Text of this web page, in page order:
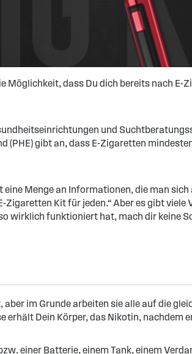
Möglichkeit, dass Du dich bereits nach
und
(PHE) gibt an, dass E-Zigaretten
Menge an Informationen, die man
Kit für jeden.“ Aber es gibt
wirklich funktioniert hat, mach dir keine
im Grunde arbeiten sie alle auf die
erhält Dein Körper, das Nikotin, nachdem
einer Batterie, einem Tank, einem